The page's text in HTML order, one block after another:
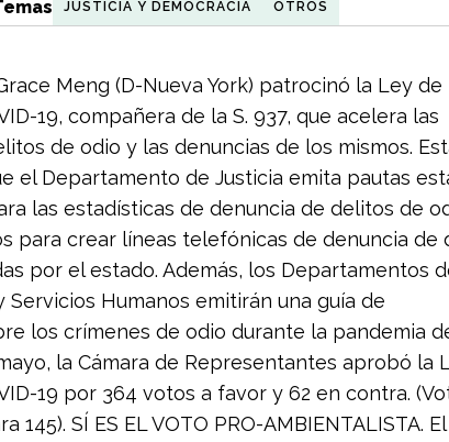
JUSTICIA Y DEMOCRACIA OTROS
Meng (D-Nueva York) patrocinó la Ley de
19, compañera de la S. 937, que acelera las
de odio y las denuncias de los mismos.
el Departamento de Justicia emita pautas
las estadísticas de denuncia de delitos de
para crear líneas telefónicas de denuncia de
por el estado. Además, los Departamentos
Servicios Humanos emitirán una guía de
los crímenes de odio durante la pandemia
la Cámara de Representantes aprobó la
19 por 364 votos a favor y 62 en contra.
145). SÍ ES EL VOTO PRO-AMBIENTALISTA. El